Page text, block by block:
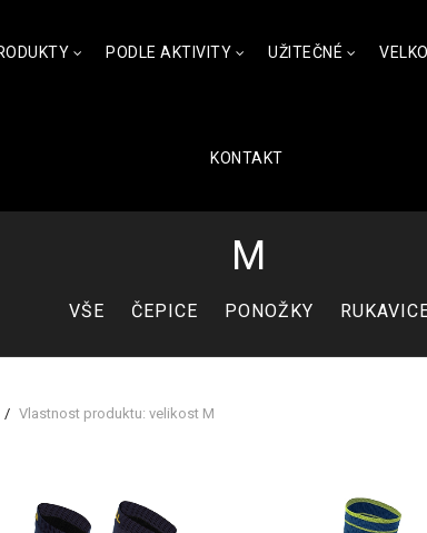
PODLE AKTIVITY UŽITEČNÉ
KONTAKT
M
VŠE ČEPICE PONOŽKY
Vlastnost produktu: velikostM